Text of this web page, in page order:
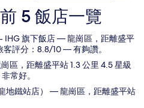
5 飯店一覽
IHG 旗下飯店— 龍崗區，距離盛平
客評分：8.8/10 — 有夠讚。
區，距離盛平站 1.3 公里 4.5 星級
常好。
鐵站店）
— 龍崗區，距離盛平站